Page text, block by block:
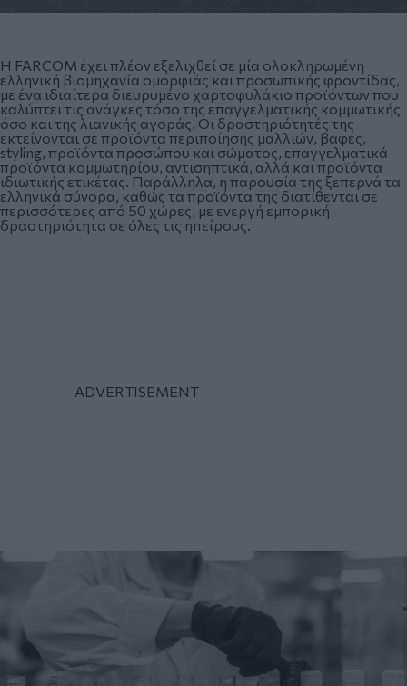
Η FARCOM έχει πλέον εξελιχθεί σε μία ολοκληρωμένη
ελληνική βιομηχανία ομορφιάς και προσωπικής φροντίδας,
με ένα ιδιαίτερα διευρυμένο χαρτοφυλάκιο προϊόντων που
καλύπτει τις ανάγκες τόσο της επαγγελματικής κομμωτικής
όσο και της λιανικής αγοράς. Οι δραστηριότητές της
εκτείνονται σε προϊόντα περιποίησης μαλλιών, βαφές,
styling, προϊόντα προσώπου και σώματος, επαγγελματικά
προϊόντα κομμωτηρίου, αντισηπτικά, αλλά και προϊόντα
ιδιωτικής ετικέτας. Παράλληλα, η παρουσία της ξεπερνά τα
ελληνικά σύνορα, καθώς τα προϊόντα της διατίθενται σε
περισσότερες από 50 χώρες, με ενεργή εμπορική
δραστηριότητα σε όλες τις ηπείρους.